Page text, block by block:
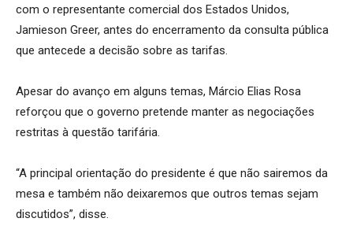
com o representante comercial dos Estados Unidos,
Jamieson Greer, antes do encerramento da consulta pública
que antecede a decisão sobre as tarifas.
Apesar do avanço em alguns temas, Márcio Elias Rosa
reforçou que o governo pretende manter as negociações
restritas à questão tarifária.
“A principal orientação do presidente é que não sairemos da
mesa e também não deixaremos que outros temas sejam
discutidos”, disse.